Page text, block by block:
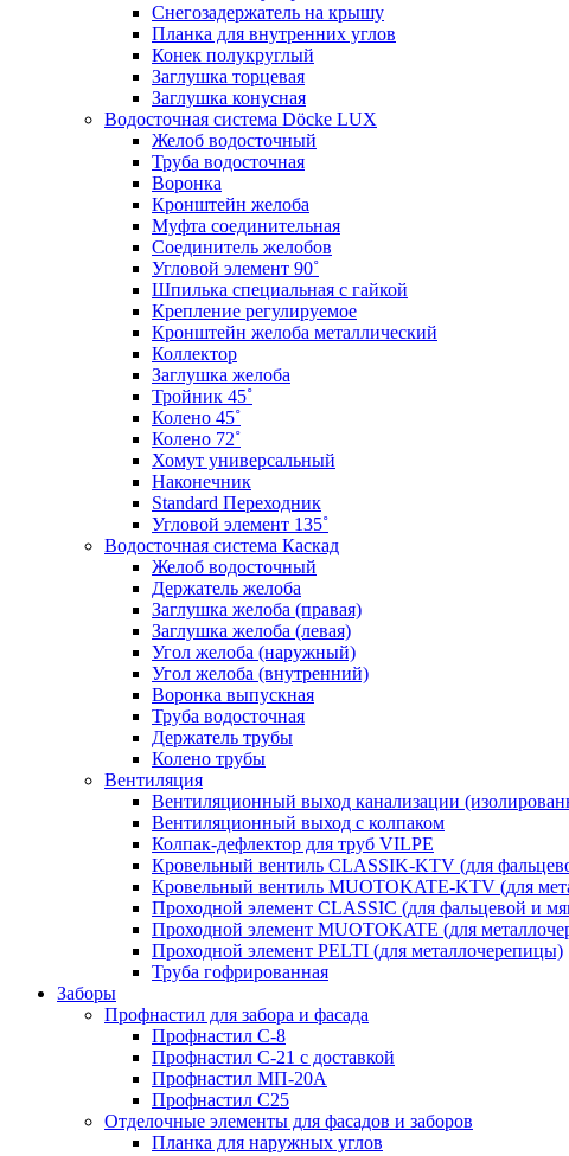
Снегозадержатель на крышу
Планка для внутренних углов
Конек полукруглый
Заглушка торцевая
Заглушка конусная
Водосточная система Döcke LUX
Желоб водосточный
Труба водосточная
Воронка
Кронштейн желоба
Муфта соединительная
Соединитель желобов
Угловой элемент 90˚
Шпилька специальная с гайкой
Крепление регулируемое
Кронштейн желоба металлический
Коллектор
Заглушка желоба
Тройник 45˚
Колено 45˚
Колено 72˚
Хомут универсальный
Наконечник
Standard Переходник
Угловой элемент 135˚
Водосточная система Каскад
Желоб водосточный
Держатель желоба
Заглушка желоба (правая)
Заглушка желоба (левая)
Угол желоба (наружный)
Угол желоба (внутренний)
Воронка выпускная
Труба водосточная
Держатель трубы
Колено трубы
Вентиляция
Вентиляционный выход канализации
Вентиляционный выход с колпаком
Колпак-дефлектор для труб VILPE
Кровельный вентиль CLASSIK-KTV (для
Кровельный вентиль MUOTOKATE-KTV (для
Проходной элемент CLASSIC (для фальцевой и
Проходной элемент MUOTOKATE (для
Проходной элемент PELTI (для металлочерепицы)
Труба гофрированная
Заборы
Профнастил для забора и фасада
Профнастил С-8
Профнастил С-21 с доставкой
Профнастил МП-20А
Профнастил С25
Отделочные элементы для фасадов и заборов
Планка для наружных углов